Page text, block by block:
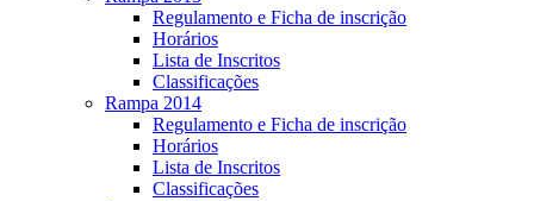
Regulamento e Ficha de inscrição
Horários
Lista de Inscritos
Classificações
Rampa 2014
Regulamento e Ficha de inscrição
Horários
Lista de Inscritos
Classificações